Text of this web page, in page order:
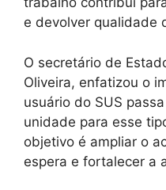
e devolver qualidade
O secretário de
Oliveira, enfatizou o
usuário do SUS
unidade para esse
objetivo é ampliar o
espera e fortalecer a